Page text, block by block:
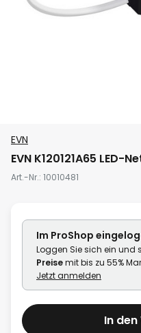
Anfang
der
Bildgalerie
EVN
EVN K120121A65 LED-
Art.-Nr. 10010481
Im ProShop
Loggen Sie sich ein und
Preisemit bis zu 55%
Jetzt anmelden
In